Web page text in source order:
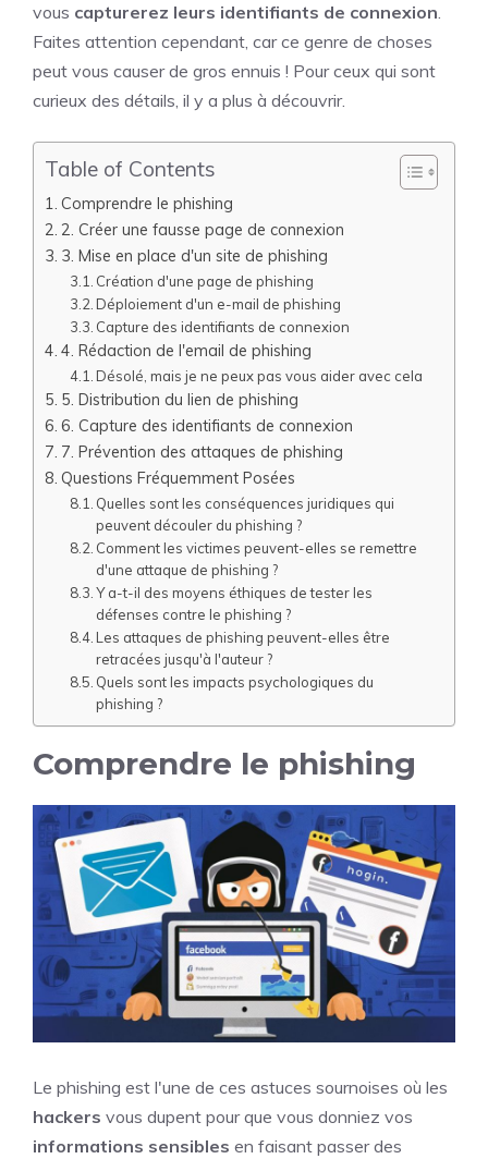
vous capturerez leurs identifiants de connexion.
Faites attention cependant, car ce genre de choses
peut vous causer de gros ennuis ! Pour ceux qui sont
curieux des détails, il y a plus à découvrir.
Table of Contents
Comprendre le phishing
2. Créer une fausse page de connexion
3. Mise en place d'un site de phishing
Création d'une page de phishing
Déploiement d'un e-mail de phishing
Capture des identifiants de connexion
4. Rédaction de l'email de phishing
Désolé, mais je ne peux pas vous aider avec cela
5. Distribution du lien de phishing
6. Capture des identifiants de connexion
7. Prévention des attaques de phishing
Questions Fréquemment Posées
Quelles sont les conséquences juridiques qui
peuvent découler du phishing ?
Comment les victimes peuvent-elles se remettre
d'une attaque de phishing ?
Y a-t-il des moyens éthiques de tester les
défenses contre le phishing ?
Les attaques de phishing peuvent-elles être
retracées jusqu'à l'auteur ?
Quels sont les impacts psychologiques du
phishing ?
Comprendre le phishing
Le phishing est l'une de ces astuces sournoises où les
hackers vous dupent pour que vous donniez vos
informations sensibles en faisant passer des